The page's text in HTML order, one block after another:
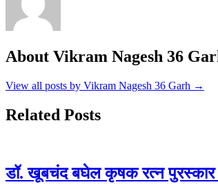
About Vikram Nagesh 36
View all posts by Vikram Nagesh 36 Garh →
Related Posts
डॉ. खूबचंद बघेल कृषक रत्न